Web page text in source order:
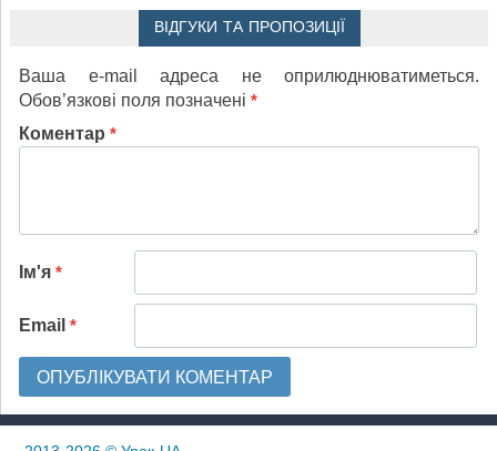
ВІДГУКИ ТА ПРОПОЗИЦІЇ
Ваша e-mail адреса не оприлюднюватиметься.
Обов’язкові поля позначені *
Коментар *
Ім'я *
Email *